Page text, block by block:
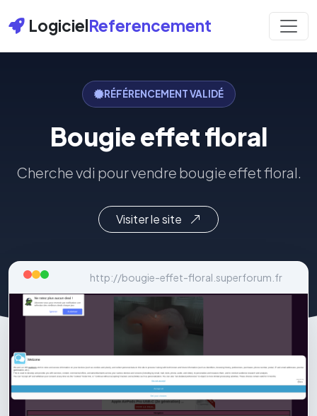
LogicielReferencement
RÉFÉRENCEMENT VALIDÉ
Bougie effet floral
Cherche vdi pour vendre bougie effet floral.
Visiter le site
http://bougie-effet-floral.superforum.fr